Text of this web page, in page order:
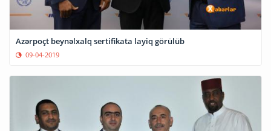
Azərpoçt beynəlxalq sertifikata layiq görülüb
09-04-2019